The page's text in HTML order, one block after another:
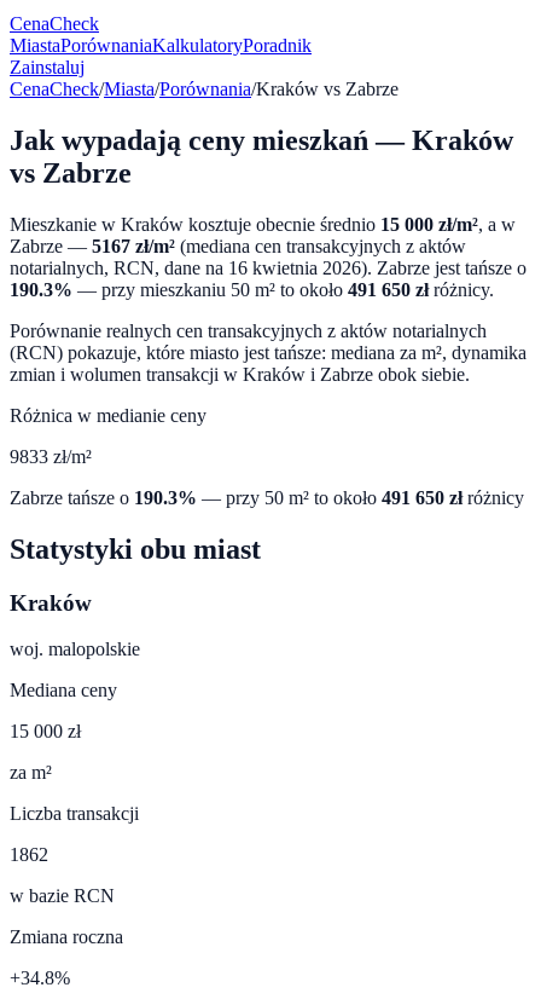
CenaCheck
MiastaPorównaniaKalkulatoryPoradnik
Zainstaluj
CenaCheck/Miasta/Porównania/Kraków vs Zabrze
Jak wypadają ceny mieszkań —Kraków
vs Zabrze
Mieszkanie w Kraków kosztuje obecnie średnio 15 000 zł/m², a w
Zabrze — 5167 zł/m² (mediana cen transakcyjnych z aktów
notarialnych, RCN, dane na 16 kwietnia 2026). Zabrze jest tańsze o
190.3% — przy mieszkaniu 50 m² to około 491 650 złróżnicy.
Porównanie realnych cen transakcyjnych z aktów notarialnych
(RCN) pokazuje, które miasto jest tańsze: mediana za m², dynamika
zmian i wolumen transakcji w Kraków i Zabrze obok siebie.
Różnica w medianie ceny
9833 zł/m²
Zabrze tańsze o 190.3% — przy 50 m² to około 491 650 złróżnicy
Statystyki obu miast
Kraków
woj. malopolskie
Mediana ceny
15 000 zł
za m²
Liczba transakcji
1862
w bazie RCN
Zmiana roczna
+34.8%